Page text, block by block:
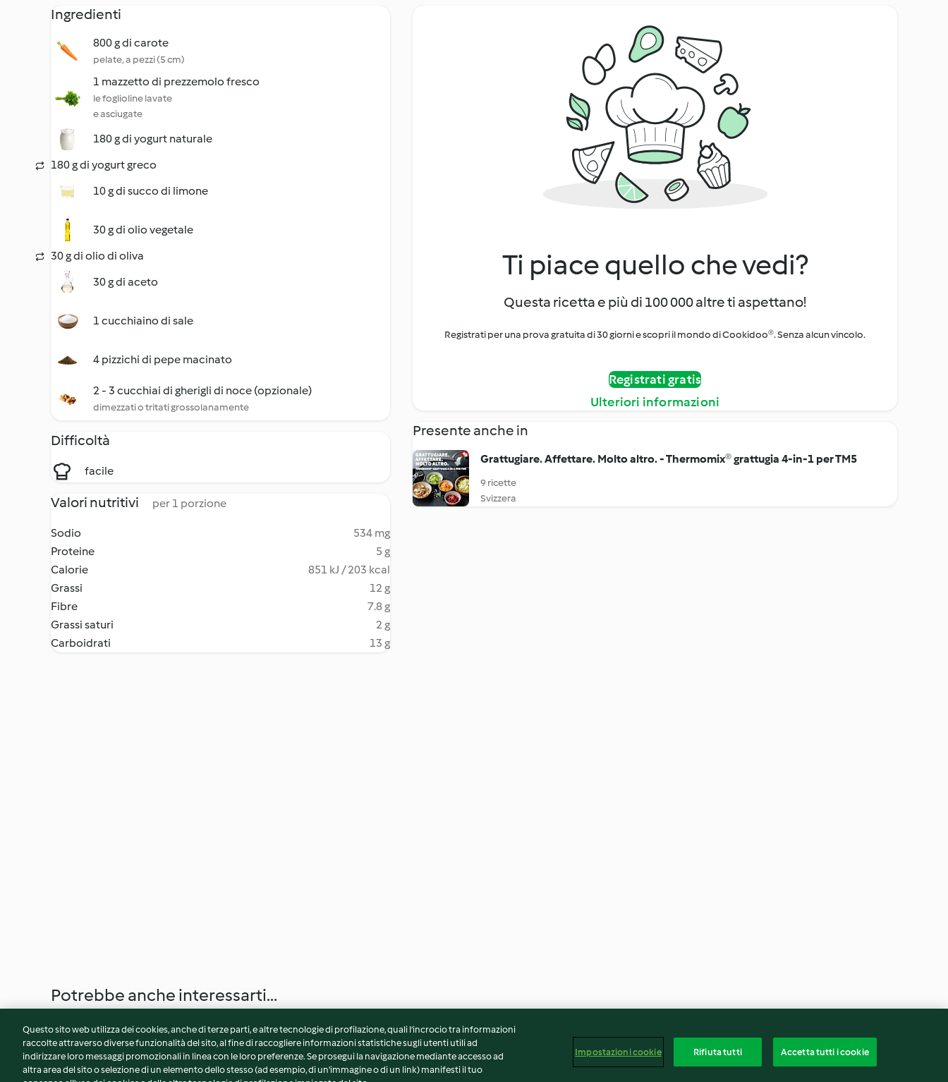
Ingredienti
800 g di carote
pelate, a pezzi (5 cm)
1 mazzetto di prezzemolo fresco
le foglioline lavate
e asciugate
180 g di yogurt naturale
180 g di yogurt greco
10 g di succo di limone
30 g di olio vegetale
30 g di olio di oliva
30 g di aceto
1 cucchiaino di sale
4 pizzichi di pepe macinato
2 - 3 cucchiai di gherigli di noce (opzionale)
dimezzati o tritati grossolanamente
Difficoltà
facile
Valori nutritivi per 1 porzione
Sodio
534 mg
Proteine
5 g
Calorie
851 kJ / 203 kcal
Grassi
12 g
Fibre
7.8 g
Grassi saturi
2 g
Carboidrati
13 g
Ti piace quello che vedi?
Questa ricetta e più di 100 000 altre ti aspettano!
Registrati per una prova gratuita di 30 giorni e scopri il mondo di Cookidoo®. Senza alcun vincolo.
Registrati gratis
Ulteriori informazioni
Presente anche in
Grattugiare. Affettare. Molto altro. - Thermomix® grattugia 4-in-1 per TM5
9 ricette
Svizzera
Potrebbe anche interessarti...
Questo sito web utilizza dei cookies, anche di terze parti, e altre tecnologie di profilazione, quali l’incrocio tra informazioni
raccolte attraverso diverse funzionalità del sito, al fine di raccogliere informazioni statistiche sugli utenti utili ad
indirizzare loro messaggi promozionali in linea con le loro preferenze. Se prosegui la navigazione mediante accesso ad
altra area del sito o selezione di un elemento dello stesso (ad esempio, di un'immagine o di un link) manifesti il tuo
Impostazioni cookie Rifiuta tutti Accetta tutti i cookie